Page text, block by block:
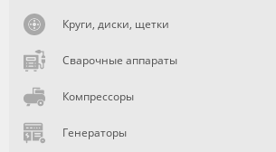
Круги, диски, щетки
Сварочные аппараты
Компрессоры
Генераторы